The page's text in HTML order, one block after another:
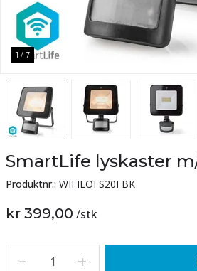
1 / 7
SmartLife lyskaster
Produktnr.: WIFILOFS20FBK
kr 399,00 /stk
1